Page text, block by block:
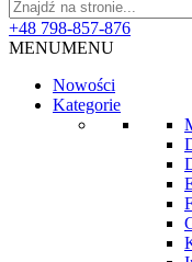
+48 798-857-876
MENUMENU
Nowości
Kategorie